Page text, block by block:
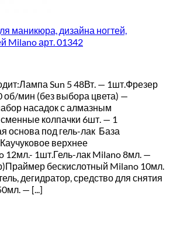
маникюра, дизайна ногтей,
Milano арт. 01342
Sun 5 48Вт. — 1шт.Фрезер
об/мин (без выбора цвета) —
насадок с алмазным
колпачки 6шт. — 1
основа под гель-лак База
верхнее
12мл.- 1шт.Гель-лак Milano 8мл. —
бескислотный Milano 10мл.
дегидратор, средство для снятия
— [...]